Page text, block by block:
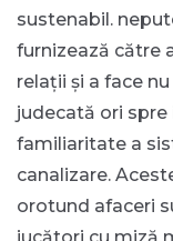
sustenabil.
furnizează către
relații și a face
judecată ori
familiaritate a
canalizare.
orotund afaceri